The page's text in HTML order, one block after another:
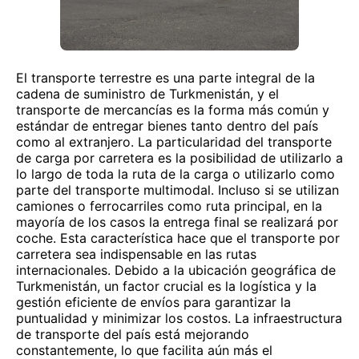
El transporte terrestre es una parte integral de la
cadena de suministro de Turkmenistán, y el
transporte de mercancías es la forma más común y
estándar de entregar bienes tanto dentro del país
como al extranjero. La particularidad del transporte
de carga por carretera es la posibilidad de utilizarlo a
lo largo de toda la ruta de la carga o utilizarlo como
parte del transporte multimodal. Incluso si se utilizan
camiones o ferrocarriles como ruta principal, en la
mayoría de los casos la entrega final se realizará por
coche. Esta característica hace que el transporte por
carretera sea indispensable en las rutas
internacionales. Debido a la ubicación geográfica de
Turkmenistán, un factor crucial es la logística y la
gestión eficiente de envíos para garantizar la
puntualidad y minimizar los costos. La infraestructura
de transporte del país está mejorando
constantemente, lo que facilita aún más el